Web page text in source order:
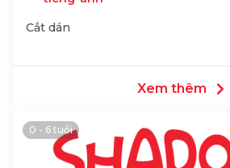
Cắt dán
Xem thêm
0 - 6 tuổi